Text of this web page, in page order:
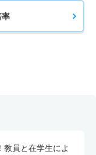
率
教員と在学生によ